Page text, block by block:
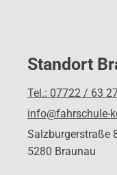
Standort
Tel.: 07722 / 63
info@fahrschule-
Salzburgerstraße
5280 Braunau